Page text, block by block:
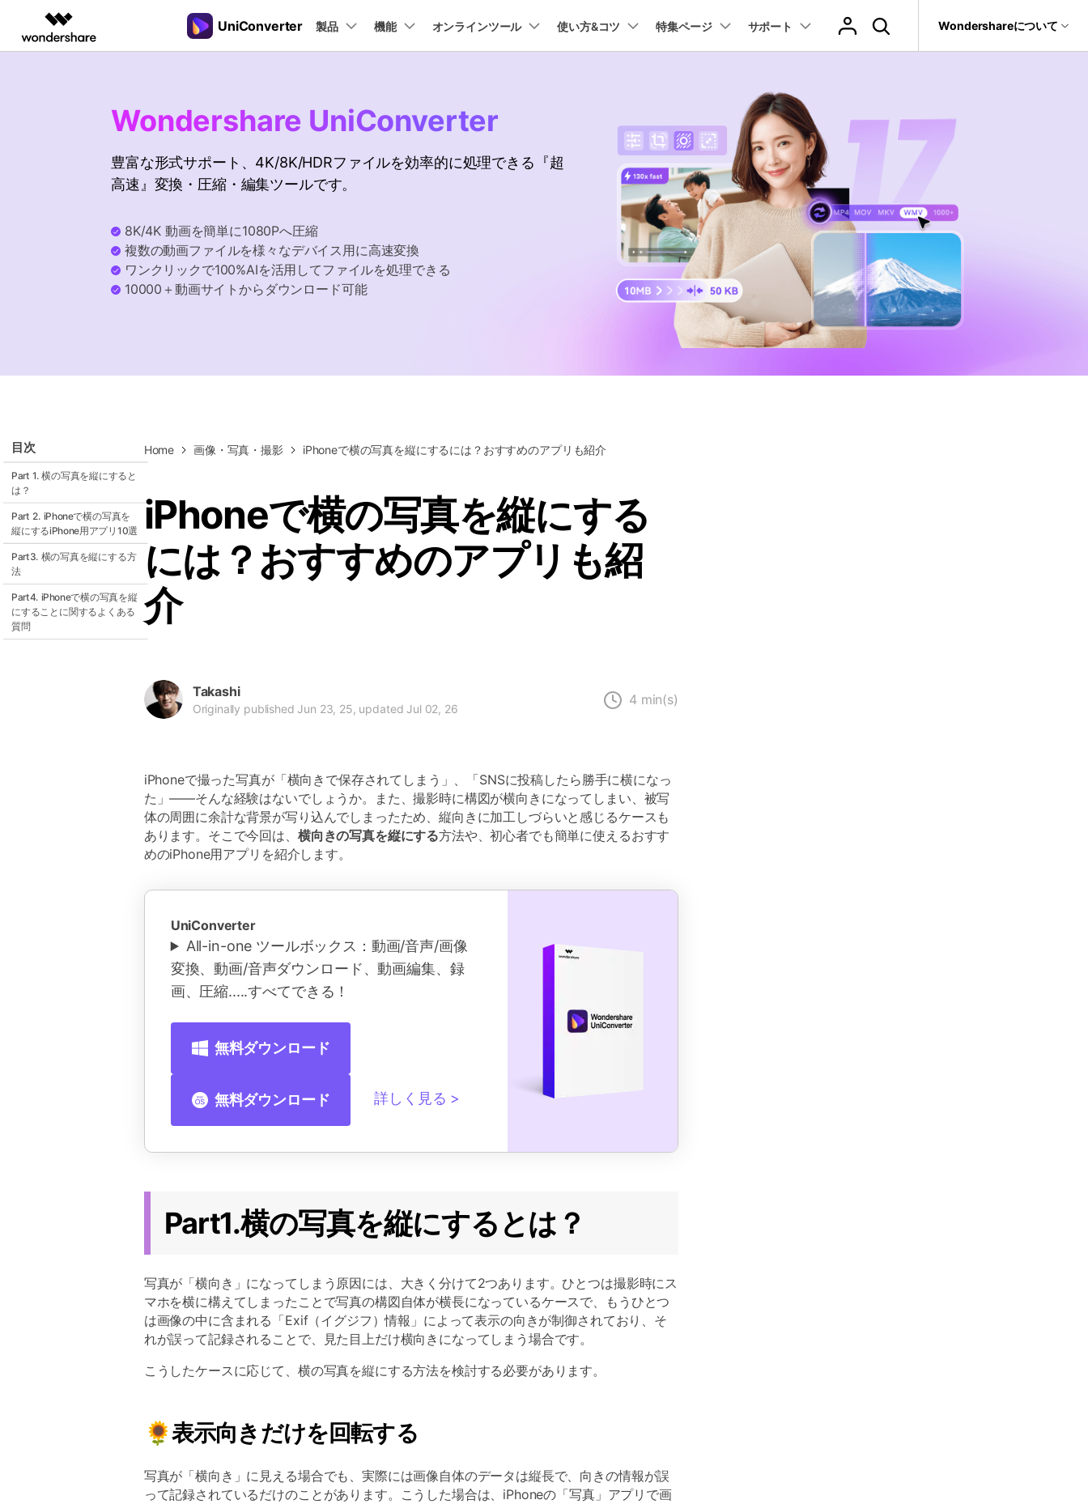
製品
オールインワンAI生成プラットフォーム
EdrawMax
EdrawMind
マインドマップソフト
PDFelement
PDFelement Cloud
データ復元・バックアップ
Recoverit
データ復元ソフト
Repairit
動画・写真・ファイル修復ソフト
Dr.Fone
スマートフォン管理ソフト
MobileTrans
スマホ間のデータ転送ソフト
FamiSafe
子供の安全を守るアプリ
パートナープログラム
Wondershareについて
法人・教育・パートナー
学生・教員向け
代理店募集
PDFelement EdrawMind
EdrawMax
Filmora
UniConverter
データ復元・転送
Dr.Fone
Recoverit
企業情報
お問い合わせ
プラン＆価格 サポート Wondershareについて
UniConverter 製品
UniConverter Windows版
UniConverter Mac版
機能
音声をテキストに
音声ファイルや動画ファイルを正
様々なデバイス用に高速変換
Hot
AI動画補正 > AI 画像補正 >
テキスト読み上げ > シーン検出 >
透かし編集 >
>
ボイスチェンジャー
音声/動画
動画・音声変換 > プレーヤー >
動画・音声圧縮 > 動画・音声結合 >
動画・音声編集 > 音声をテキストに >
その他の機能 > 録画・録音 >
DVD・CD作成 >
オンラインツール
オンライン動画変換ツール
動画・音声・画像の無料変換
Hot
使い方&コツ
操作ガイド
Macユーザー向け
動画関連のコツ
動画・音楽変換
動画ダウンロード
動画圧縮
もっと見る >>
特集ページ
多機能ビデオ処理ソフト
教育現場で活用
YouTube関連
活用シーン
サポート
バージョン履歴
Wondershare UniConverter
豊富な形式サポート、4K/8K/HDRファイルを効率的に処理できる『超
高速』変換・圧縮・編集ツールです。
8K/4K 動画を簡単に1080Pへ圧縮
複数の動画ファイルを様々なデバイス用に高速変換
ワンクリックで100%AIを活用してファイルを処理できる
10000＋動画サイトからダウンロード可能
Home 画像・写真・撮影 iPhoneで横の写真を縦にするには？おすすめのアプリも紹介
iPhoneで横の写真を縦にする
には？おすすめのアプリも紹
介
Takashi
Originally published Jun 23, 25, updated Jul 02, 26
4 min(s)
iPhoneで撮った写真が「横向きで保存されてしまう」、「SNSに投稿したら勝手に横になっ
た」――そんな経験はないでしょうか。また、撮影時に構図が横向きになってしまい、被写
体の周囲に余計な背景が写り込んでしまったため、縦向きに加工しづらいと感じるケースも
あります。そこで今回は、 横向きの写真を縦にする方法や、初心者でも簡単に使えるおすす
めのiPhone用アプリを紹介します。
UniConverter
All-in-one ツールボックス：動画/音声/画像
変換、動画/音声ダウンロード、動画編集、録
画、圧縮.....すべてできる！
無料ダウンロード
無料ダウンロード 詳しく見る
Part1.横の写真を縦にするとは？
写真が「横向き」になってしまう原因には、大きく分けて2つあります。ひとつは撮影時にス
マホを横に構えてしまったことで写真の構図自体が横長になっているケースで、もうひとつ
は画像の中に含まれる「Exif（イグジフ）情報」によって表示の向きが制御されており、そ
れが誤って記録されることで、見た目上だけ横向きになってしまう場合です。
こうしたケースに応じて、横の写真を縦にする方法を検討する必要があります。
🌻表示向きだけを回転する
写真が「横向き」に見える場合でも、実際には画像自体のデータは縦長で、向きの情報が誤
って記録されているだけのことがあります。こうした場合は、iPhoneの「写真」アプリで画
目次
Part 1. 横の写真を縦にすると
は？
Part 2. iPhoneで横の写真を
縦にするiPhone用アプリ10選
Part3. 横の写真を縦にする方
法
Part4. iPhoneで横の写真を縦
にすることに関するよくある
質問